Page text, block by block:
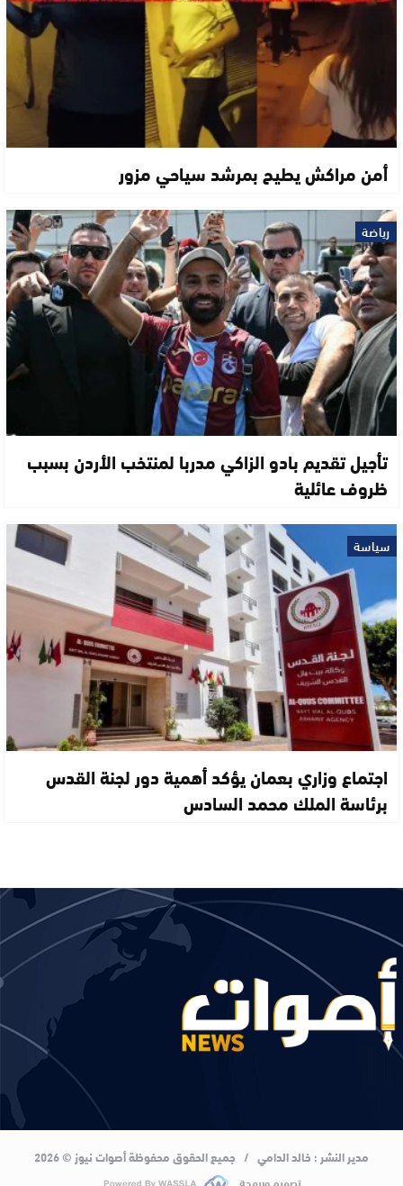
أمن مراكش يطيح بمرشد سياحي مزور
رياضة
تأجيل تقديم بادو الزاكي مدربا لمنتخب الأردن بسبب
ظروف عائلية
سياسة
اجتماع وزاري بعمان يؤكد أهمية دور لجنة القدس
برئاسة الملك محمد السادس
مدير النشر : خالد الدامي / جميع الحقوق محفوظة أصوات نيوز © 2026
تصميم وبرمجة